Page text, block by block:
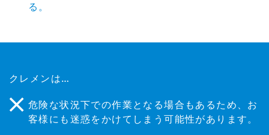
る。
クレメンは…
危険な状況下での作業となる場合もあるため、お
客様にも迷惑をかけてしまう可能性があります。